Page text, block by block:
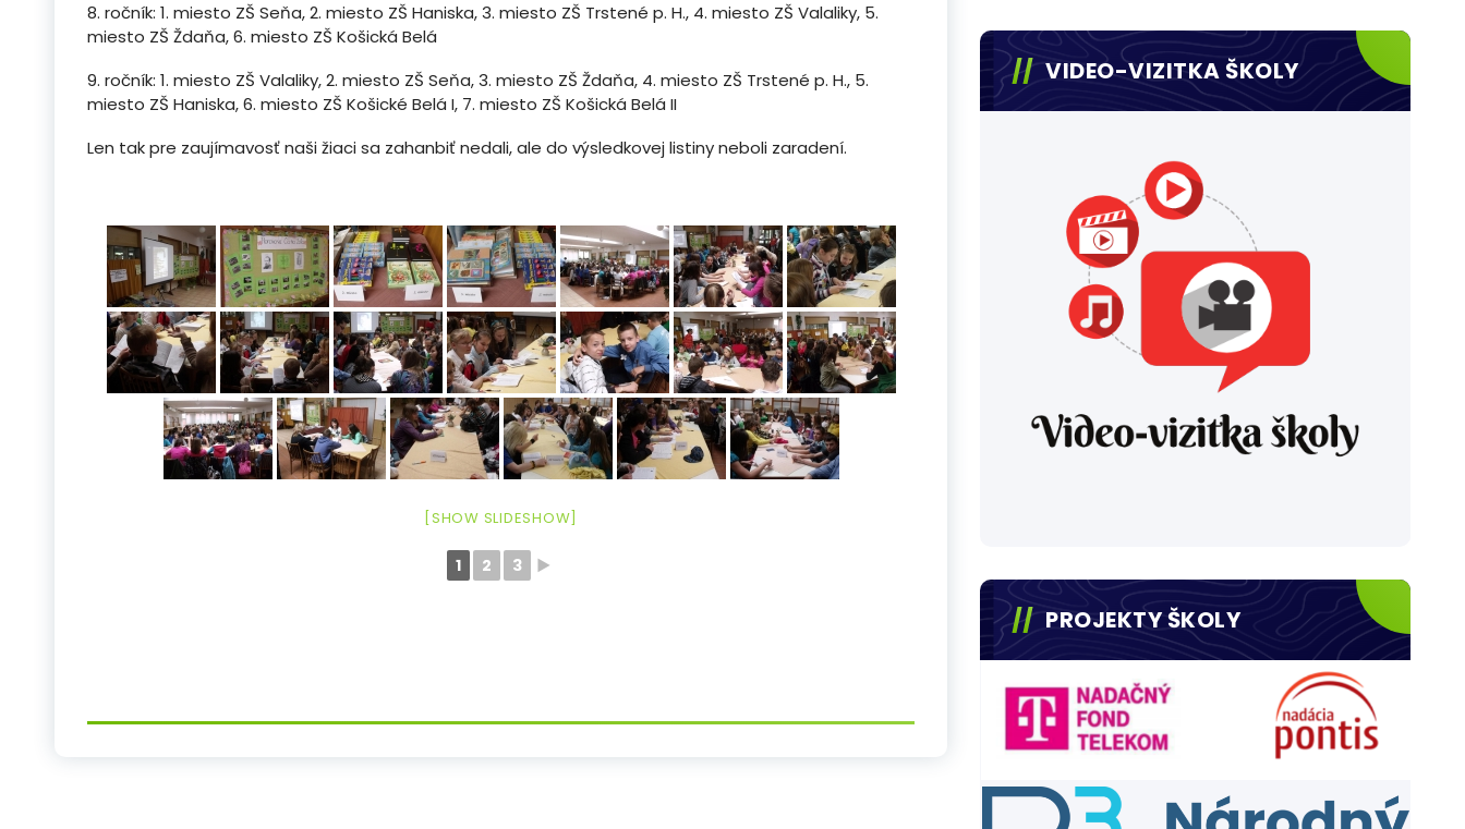
8. ročník: 1. miesto ZŠ Seňa, 2. miesto ZŠ Haniska, 3. miesto ZŠ Trstené p. H., 4. miesto ZŠ Valaliky, 5.
miesto ZŠ Ždaňa, 6. miesto ZŠ Košická Belá
9. ročník: 1. miesto ZŠ Valaliky, 2. miesto ZŠ Seňa, 3. miesto ZŠ Ždaňa, 4. miesto ZŠ Trstené p. H., 5.
miesto ZŠ Haniska, 6. miesto ZŠ Košické Belá I, 7. miesto ZŠ Košická Belá II
Len tak pre zaujímavosť naši žiaci sa zahanbiť nedali, ale do výsledkovej listiny neboli zaradení.
[SHOW SLIDESHOW]
1 2 3 ►
VIDEO-VIZITKA ŠKOLY
PROJEKTY ŠKOLY